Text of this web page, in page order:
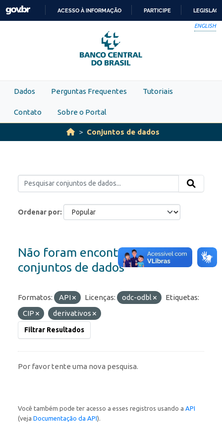
Skip to main content
PARA
O
CONTEÚDO
ACESSO À INFORMAÇÃO PARTICIPE
ENGLISH
Dados Perguntas Frequentes Tutoriais
Contato Sobre o Portal
Conjuntos de dados
Ordenar por
Não foram encontrados
conjuntos de dados
Formatos: API Licenças: odc-odbl
Etiquetas:
CIP
derivativos
Filtrar Resultados
Por favor tente uma nova pesquisa.
Você também pode ter acesso a esses registros usando a API
(veja Documentação da API).